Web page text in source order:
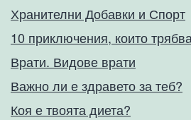
Хранителни Добавки и Спорт
10 приключения, които
Врати. Видове врати
Важно ли е здравето за теб?
Коя е твоята диета?